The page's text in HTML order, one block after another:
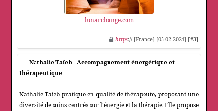
lunarchange.com
https:// [France] [05-02-2024] [#3]
Nathalie Taïeb - Accompagnement énergétique et
thérapeutique
Nathalie Taieb pratique en qualité de thérapeute, proposant une
diversité de soins centrés sur l'énergie et la thérapie. Elle propose